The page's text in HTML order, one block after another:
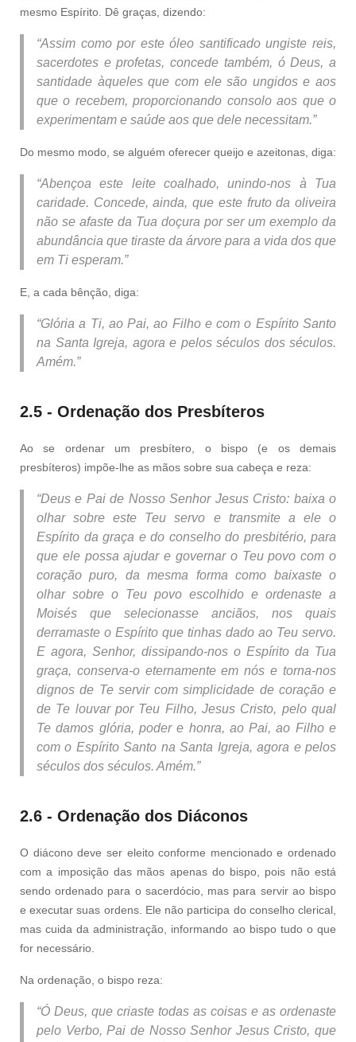
mesmo Espírito. Dê graças, dizendo:
“Assim como por este óleo santificado ungiste reis,
sacerdotes e profetas, concede também, ó Deus, a
santidade àqueles que com ele são ungidos e aos
que o recebem, proporcionando consolo aos que o
experimentam e saúde aos que dele necessitam.”
Do mesmo modo, se alguém oferecer queijo e azeitonas, diga:
“Abençoa este leite coalhado, unindo-nos à Tua
caridade. Concede, ainda, que este fruto da oliveira
não se afaste da Tua doçura por ser um exemplo da
abundância que tiraste da árvore para a vida dos que
em Ti esperam.”
E, a cada bênção, diga:
“Glória a Ti, ao Pai, ao Filho e com o Espírito Santo
na Santa Igreja, agora e pelos séculos dos séculos.
Amém.”
2.5 - Ordenação dos Presbíteros
Ao se ordenar um presbítero, o bispo (e os demais
presbíteros) impõe-lhe as mãos sobre sua cabeça e reza:
“Deus e Pai de Nosso Senhor Jesus Cristo: baixa o
olhar sobre este Teu servo e transmite a ele o
Espírito da graça e do conselho do presbitério, para
que ele possa ajudar e governar o Teu povo com o
coração puro, da mesma forma como baixaste o
olhar sobre o Teu povo escolhido e ordenaste a
Moisés que selecionasse anciãos, nos quais
derramaste o Espírito que tinhas dado ao Teu servo.
E agora, Senhor, dissipando-nos o Espírito da Tua
graça, conserva-o eternamente em nós e torna-nos
dignos de Te servir com simplicidade de coração e
de Te louvar por Teu Filho, Jesus Cristo, pelo qual
Te damos glória, poder e honra, ao Pai, ao Filho e
com o Espírito Santo na Santa Igreja, agora e pelos
séculos dos séculos. Amém.”
2.6 - Ordenação dos Diáconos
O diácono deve ser eleito conforme mencionado e ordenado
com a imposição das mãos apenas do bispo, pois não está
sendo ordenado para o sacerdócio, mas para servir ao bispo
e executar suas ordens. Ele não participa do conselho clerical,
mas cuida da administração, informando ao bispo tudo o que
for necessário.
Na ordenação, o bispo reza:
“Ó Deus, que criaste todas as coisas e as ordenaste
pelo Verbo, Pai de Nosso Senhor Jesus Cristo, que